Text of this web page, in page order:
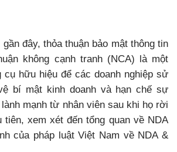
đây, thỏa thuận bảo mật thông tin
không cạnh tranh (NCA) là một
cụ hữu hiệu để các doanh nghiệp sử
bí mật kinh doanh và hạn chế sự
mạnh từ nhân viên sau khi họ rời
tiên, xem xét đến tổng quan về NDA
của pháp luật Việt Nam về NDA &